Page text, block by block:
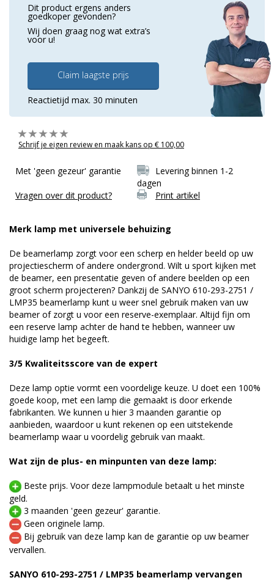
Dit product ergens anders
goedkoper gevonden?
Wij doen graag nog wat extra’s
voor u!
Claim laagste prijs
Reactietijd max. 30 minuten
Schrijf je eigen review en maak kans op € 100,00
Met 'geen gezeur' garantie
Levering binnen 1-2
dagen
Vragen over dit product?
Print artikel
Merk lamp met universele behuizing
De beamerlamp zorgt voor een scherp en helder beeld op uw
projectiescherm of andere ondergrond. Wilt u sport kijken met
de beamer, een presentatie geven of andere beelden op een
groot scherm projecteren? Dankzij de SANYO 610-293-2751 /
LMP35 beamerlamp kunt u weer snel gebruik maken van uw
beamer of zorgt u voor een reserve-exemplaar. Altijd fijn om
een reserve lamp achter de hand te hebben, wanneer uw
huidige lamp het begeeft.
3/5 Kwaliteitsscore van de expert
Deze lamp optie vormt een voordelige keuze. U doet een 100%
goede koop, met een lamp die gemaakt is door erkende
fabrikanten. We kunnen u hier 3 maanden garantie op
aanbieden, waardoor u kunt rekenen op een uitstekende
beamerlamp waar u voordelig gebruik van maakt.
Wat zijn de plus- en minpunten van deze lamp:
Beste prijs. Voor deze lampmodule betaalt u het minste
geld.
3 maanden 'geen gezeur' garantie.
Geen originele lamp.
Bij gebruik van deze lamp kan de garantie op uw beamer
vervallen.
SANYO 610-293-2751 / LMP35 beamerlamp vervangen